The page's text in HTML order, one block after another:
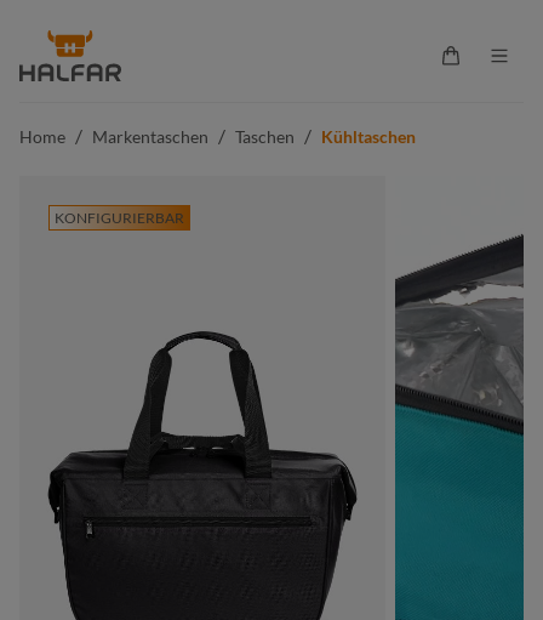
springen
Home / Markentaschen / Taschen / Kühltaschen
KONFIGURIERBAR